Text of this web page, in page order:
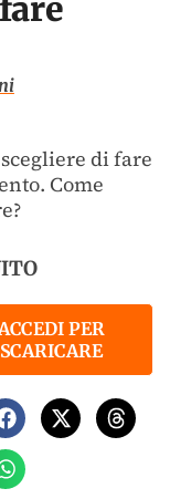
di fare
Come
PER
SCARICARE